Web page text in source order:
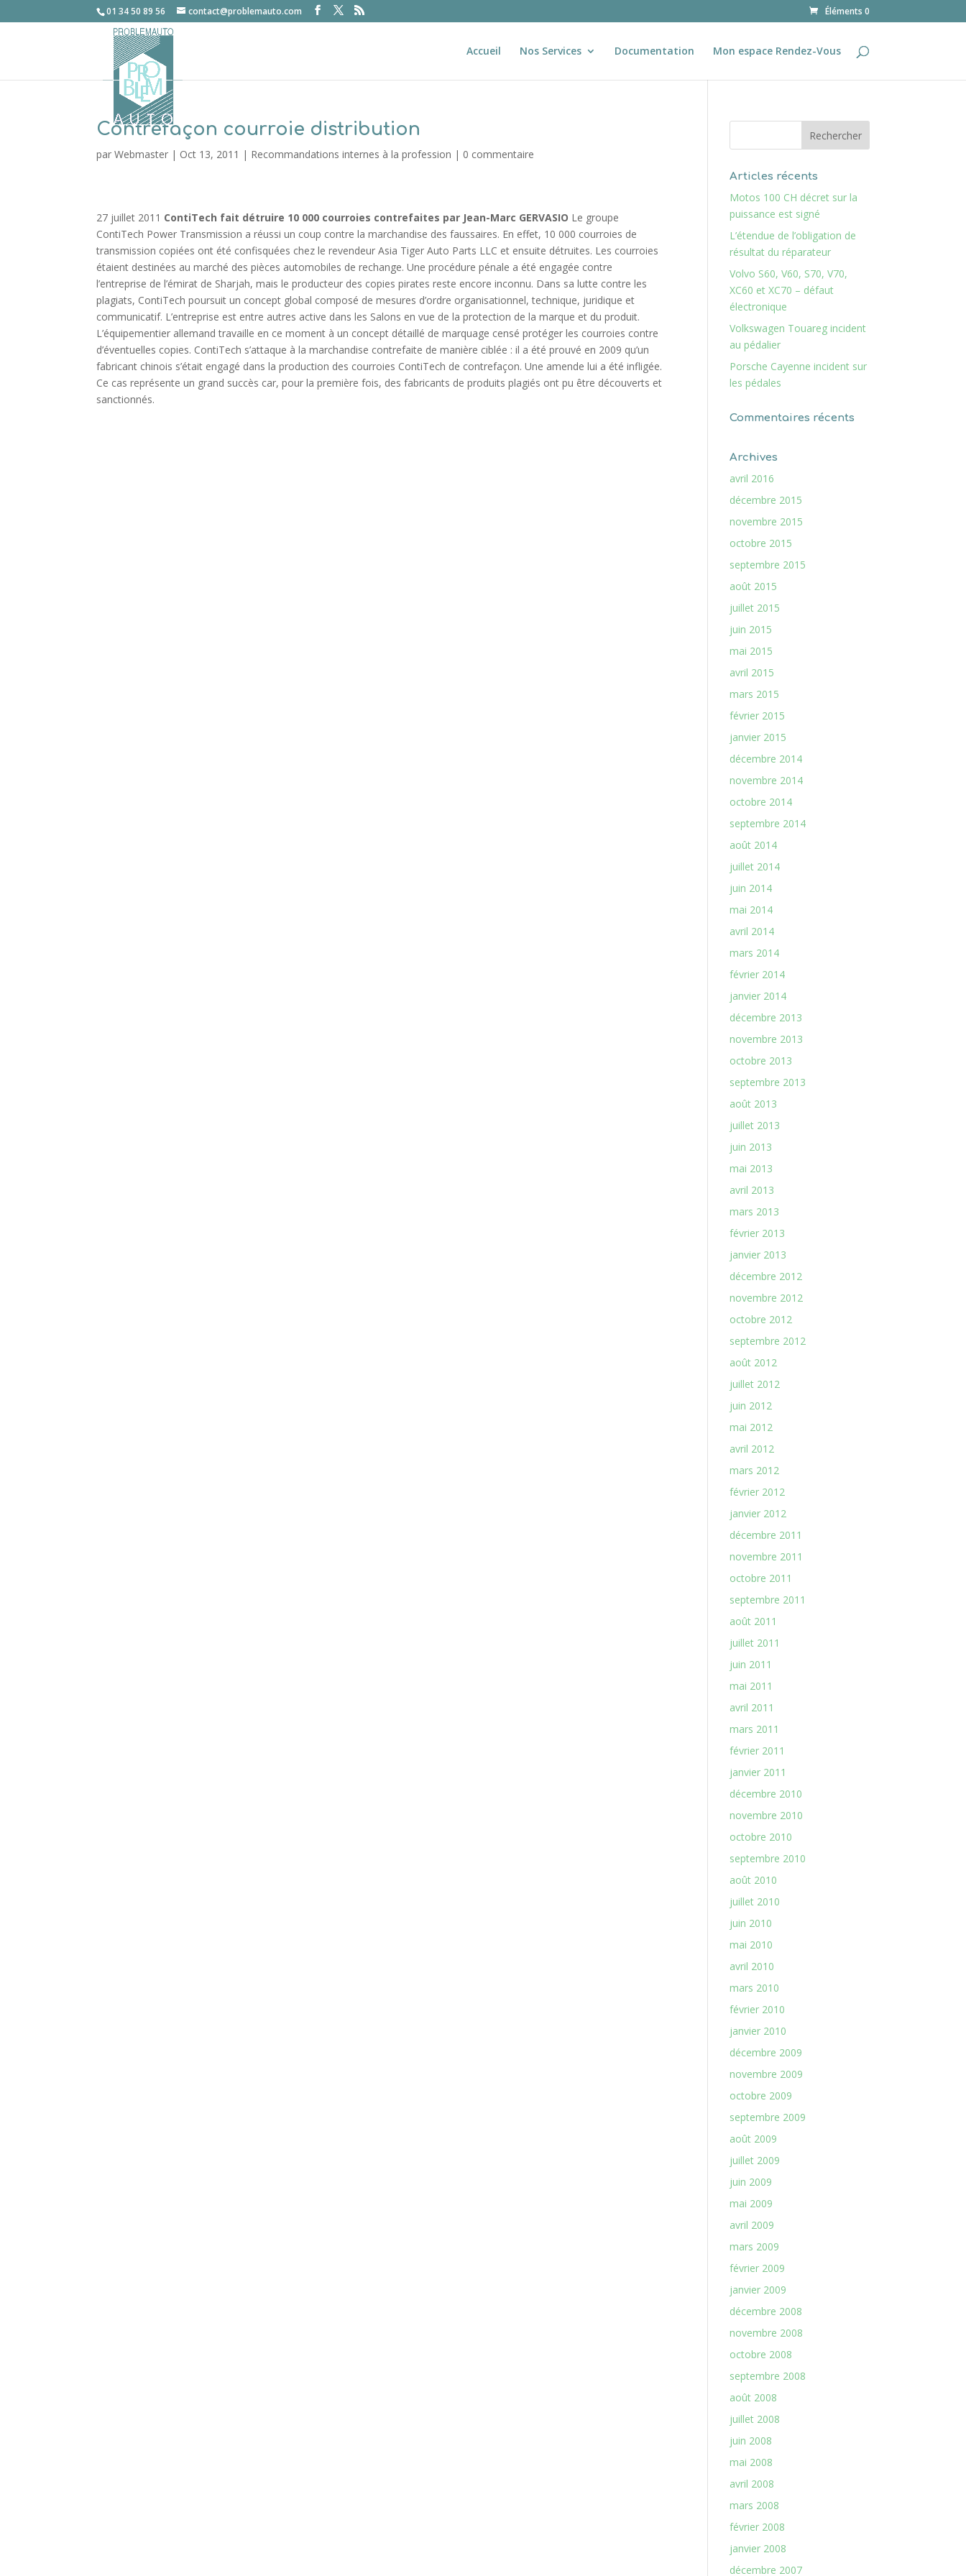
01 34 50 89 56 contact@problemauto.com Éléments 0
Accueil Nos Services Documentation Mon espace Rendez-Vous
Contrefaçon courroie distribution
parWebmaster | Oct 13, 2011 | Recommandations internes à la profession | 0 commentaire
27 juillet 2011 ContiTech fait détruire 10 000 courroies contrefaites par Jean-Marc GERVASIO Le groupe
ContiTech Power Transmission a réussi un coup contre la marchandise des faussaires. En effet, 10 000 courroies de
transmission copiées ont été confisquées chez le revendeur Asia Tiger Auto Parts LLC et ensuite détruites. Les courroies
étaient destinées au marché des pièces automobiles de rechange. Une procédure pénale a été engagée contre
l’entreprise de l’émirat de Sharjah, mais le producteur des copies pirates reste encore inconnu. Dans sa lutte contre les
plagiats, ContiTech poursuit un concept global composé de mesures d’ordre organisationnel, technique, juridique et
communicatif. L’entreprise est entre autres active dans les Salons en vue de la protection de la marque et du produit.
L’équipementier allemand travaille en ce moment à un concept détaillé de marquage censé protéger les courroies contre
d’éventuelles copies. ContiTech s’attaque à la marchandise contrefaite de manière ciblée : il a été prouvé en 2009 qu’un
fabricant chinois s’était engagé dans la production des courroies ContiTech de contrefaçon. Une amende lui a été infligée.
Ce cas représente un grand succès car, pour la première fois, des fabricants de produits plagiés ont pu être découverts et
sanctionnés.
Articles récents
Motos 100 CH décret sur la
puissance est signé
L’étendue de l’obligation de
résultat du réparateur
Volvo S60, V60, S70, V70,
XC60 et XC70 – défaut
électronique
Volkswagen Touareg incident
au pédalier
Porsche Cayenne incident sur
les pédales
Commentaires récents
Archives
avril 2016
décembre 2015
novembre 2015
octobre 2015
septembre 2015
août 2015
juillet 2015
juin 2015
mai 2015
avril 2015
mars 2015
février 2015
janvier 2015
décembre 2014
novembre 2014
octobre 2014
septembre 2014
août 2014
juillet 2014
juin 2014
mai 2014
avril 2014
mars 2014
février 2014
janvier 2014
décembre 2013
novembre 2013
octobre 2013
septembre 2013
août 2013
juillet 2013
juin 2013
mai 2013
avril 2013
mars 2013
février 2013
janvier 2013
décembre 2012
novembre 2012
octobre 2012
septembre 2012
août 2012
juillet 2012
juin 2012
mai 2012
avril 2012
mars 2012
février 2012
janvier 2012
décembre 2011
novembre 2011
octobre 2011
septembre 2011
août 2011
juillet 2011
juin 2011
mai 2011
avril 2011
mars 2011
février 2011
janvier 2011
décembre 2010
novembre 2010
octobre 2010
septembre 2010
août 2010
juillet 2010
juin 2010
mai 2010
avril 2010
mars 2010
février 2010
janvier 2010
décembre 2009
novembre 2009
octobre 2009
septembre 2009
août 2009
juillet 2009
juin 2009
mai 2009
avril 2009
mars 2009
février 2009
janvier 2009
décembre 2008
novembre 2008
octobre 2008
septembre 2008
août 2008
juillet 2008
juin 2008
mai 2008
avril 2008
mars 2008
février 2008
janvier 2008
décembre 2007